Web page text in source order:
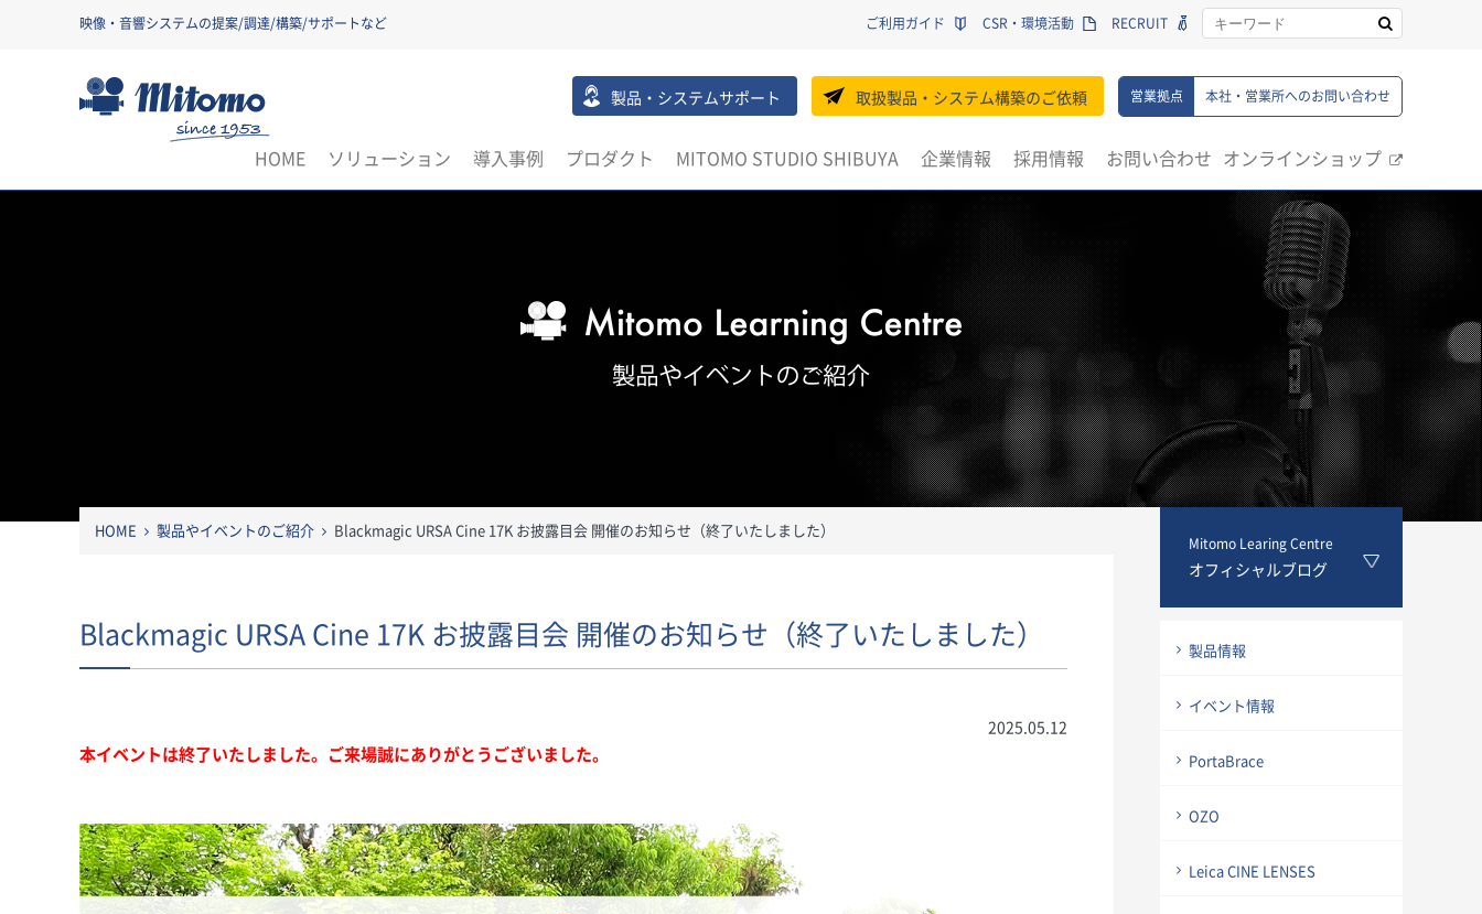
映像・音響システムの提案/調達/構築/サポートなど ご利用ガイド CSR・環境活動 RECRUIT
製品・システムサポート 取扱製品・システム構築のご依頼 営業拠点 本社・営業所へのお問い合わせ
HOME ソリューション 導入事例 プロダクト MITOMO STUDIO SHIBUYA 企業情報 採用情報 お問い合わせ オンラインショップ
製品
HOME 製品やイベントのご紹介 Blackmagic URSA Cine 17K お披露目会 開催のお知らせ（終了いたしました）
Blackmagic URSA Cine 17K お披露目会 開催のお知らせ（終了いたしました）
2025.05.12
本イベントは終了いたしました。ご来場誠にありがとうございました。
Mitomo Learing Centre
オフィシャルブログ
製品情報
イベント情報
PortaBrace
OZO
Leica CINE LENSES